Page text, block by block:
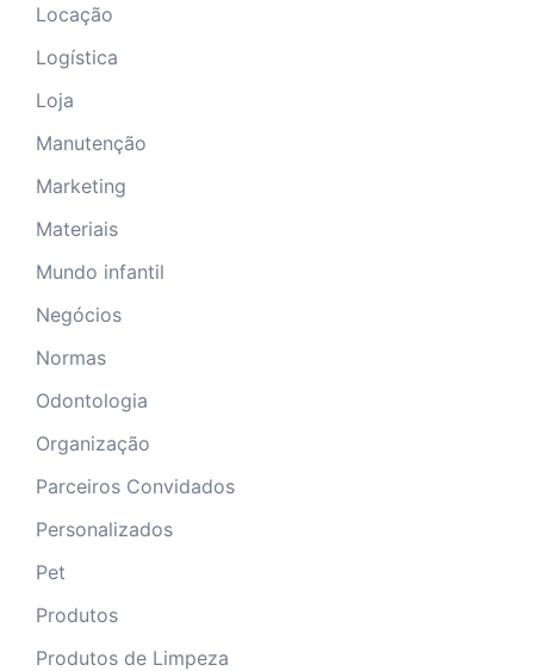
Locação
Logística
Loja
Manutenção
Marketing
Materiais
Mundo infantil
Negócios
Normas
Odontologia
Organização
Parceiros Convidados
Personalizados
Pet
Produtos
Produtos de Limpeza